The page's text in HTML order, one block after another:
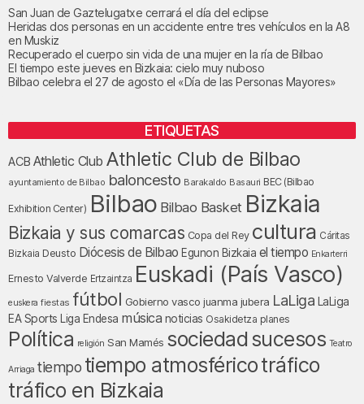
San Juan de Gaztelugatxe cerrará el día del eclipse
Heridas dos personas en un accidente entre tres vehículos en la A8
en Muskiz
Recuperado el cuerpo sin vida de una mujer en la ría de Bilbao
El tiempo este jueves en Bizkaia: cielo muy nuboso
Bilbao celebra el 27 de agosto el «Día de las Personas Mayores»
ETIQUETAS
ACB Athletic Club Athletic Club de Bilbao
ayuntamiento de Bilbao baloncesto Barakaldo Basauri BEC (Bilbao
Exhibition Center) Bilbao Bilbao Basket Bizkaia
Bizkaia y sus comarcas Copa del Rey cultura Cáritas
Bizkaia Deusto Diócesis de Bilbao Egunon Bizkaia el tiempo Enkarterri
Ernesto Valverde Ertzaintza Euskadi (País Vasco)
euskera fiestas fútbol Gobierno vasco juanma jubera LaLiga LaLiga
EA Sports
Liga Endesa música noticias Osakidetza planes
Política religión San Mamés sociedad sucesos Teatro
Arriaga tiempo tiempo atmosféricotráfico
tráfico en Bizkaia